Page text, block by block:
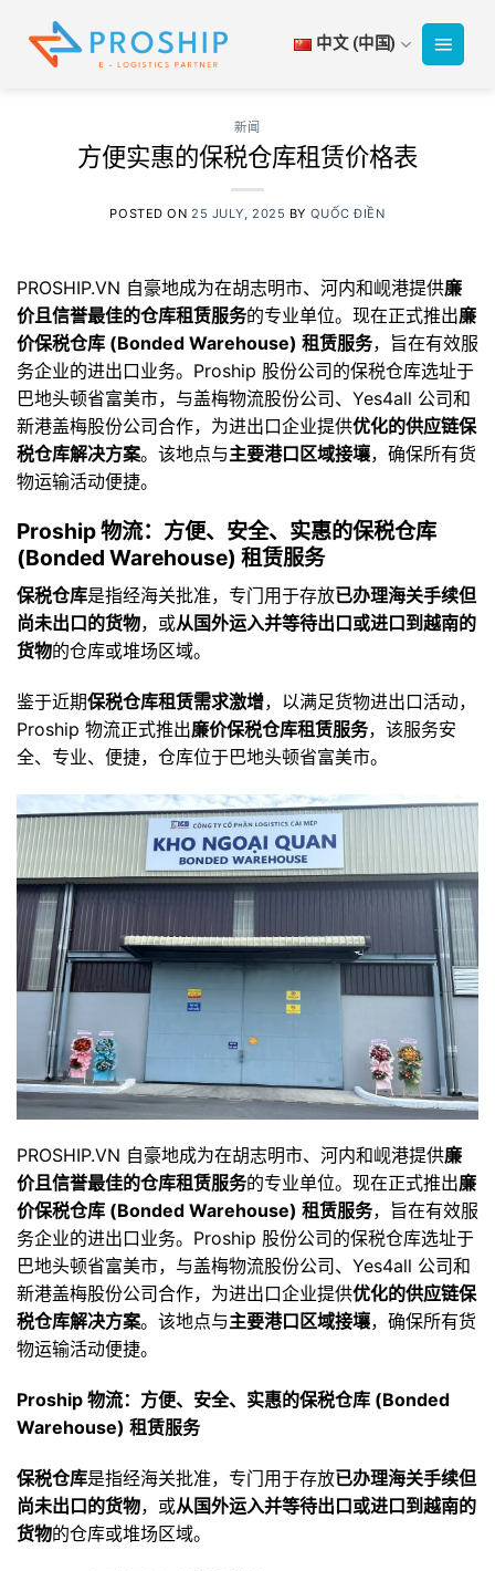
中文 (中国)
新闻
方便实惠的保税仓库租赁价格表
POSTED ON 25 JULY, 2025 BY QUỐC ĐIỀN
PROSHIP.VN 自豪地成为在胡志明市、河内和岘港提供廉
价且信誉最佳的仓库租赁服务的专业单位。现在正式推出廉
价保税仓库 (Bonded Warehouse) 租赁服务，旨在有效服
务企业的进出口业务。Proship 股份公司的保税仓库选址于
巴地头顿省富美市，与盖梅物流股份公司、Yes4all 公司和
新港盖梅股份公司合作，为进出口企业提供优化的供应链保
税仓库解决方案。该地点与主要港口区域接壤，确保所有货
物运输活动便捷。
Proship 物流：方便、安全、实惠的保税仓库
(Bonded Warehouse) 租赁服务
保税仓库是指经海关批准，专门用于存放已办理海关手续但
尚未出口的货物，或从国外运入并等待出口或进口到越南的
货物的仓库或堆场区域。
鉴于近期保税仓库租赁需求激增，以满足货物进出口活动，
Proship 物流正式推出廉价保税仓库租赁服务，该服务安
全、专业、便捷，仓库位于巴地头顿省富美市。
PROSHIP.VN 自豪地成为在胡志明市、河内和岘港提供廉
价且信誉最佳的仓库租赁服务的专业单位。现在正式推出廉
价保税仓库 (Bonded Warehouse) 租赁服务，旨在有效服
务企业的进出口业务。Proship 股份公司的保税仓库选址于
巴地头顿省富美市，与盖梅物流股份公司、Yes4all 公司和
新港盖梅股份公司合作，为进出口企业提供优化的供应链保
税仓库解决方案。该地点与主要港口区域接壤，确保所有货
物运输活动便捷。
Proship 物流：方便、安全、实惠的保税仓库 (Bonded
Warehouse) 租赁服务
保税仓库是指经海关批准，专门用于存放已办理海关手续但
尚未出口的货物，或从国外运入并等待出口或进口到越南的
货物的仓库或堆场区域。